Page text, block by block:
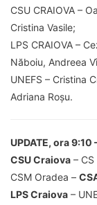
CSU CRAIOVA –
Cristina Vasile;
LPS CRAIOVA –
Năboiu, Andreea
UNEFS – Cristina
Adriana Roșu.
UPDATE, ora 9:10
CSU Craiova –
CSM Oradea –
LPS Craiova –